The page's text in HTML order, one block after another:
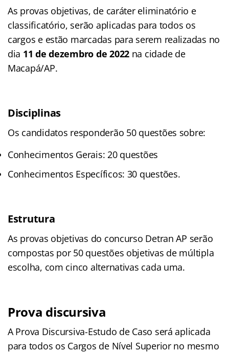
As provas objetivas, de caráter eliminatório e
classificatório, serão aplicadas para todos os
cargos e estão marcadas para serem realizadas no
dia 11 de dezembro de 2022 na cidade de
Macapá/AP.
Disciplinas
Os candidatos responderão 50 questões sobre:
Conhecimentos Gerais: 20 questões
Conhecimentos Específicos: 30 questões.
Estrutura
As provas objetivas do concurso Detran AP serão
compostas por 50 questões objetivas de múltipla
escolha, com cinco alternativas cada uma.
Prova discursiva
A Prova Discursiva-Estudo de Caso será aplicada
para todos os Cargos de Nível Superior no mesmo